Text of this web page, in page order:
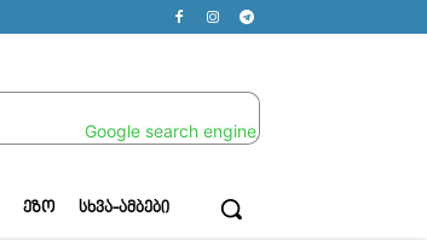
ᲔᲖᲝ ᲡᲮᲕᲐ-ᲐᲛᲑᲔᲑᲘ